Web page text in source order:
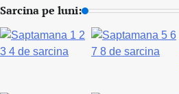
Sarcina pe luni: